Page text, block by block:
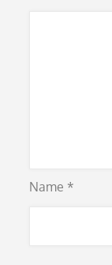
Name *